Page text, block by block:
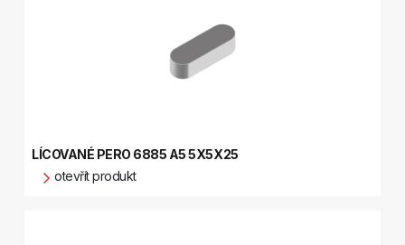
LÍCOVANÉ PERO 6885 A5 5X5X25
otevřít produkt